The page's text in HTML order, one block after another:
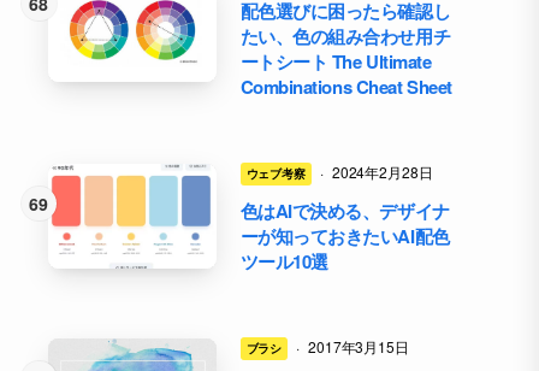
配色選びに困ったら確認し
たい、色の組み合わせ用チ
ートシート The Ultimate
Combinations Cheat Sheet
ウェブ考察 · 2024年2月28日
色はAIで決める、デザイナ
ーが知っておきたいAI配色
ツール10選
ブラシ · 2017年3月15日